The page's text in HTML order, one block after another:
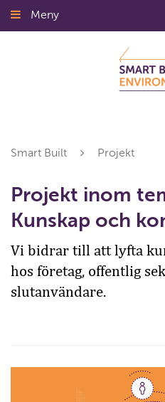
Gå
till
Meny
Smart Built Projekt
Projekt inom
Kunskap och
Vi bidrar till att lyfta
hos företag, offentlig
slutanvändare.